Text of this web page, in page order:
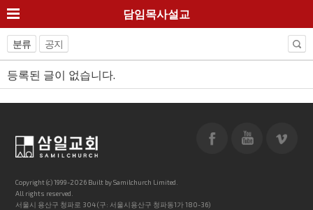
담임목사설교
분류 공지
등록된 글이 없습니다.
Copyright (c) 1999-2026 Built by Samilchurch Limited.
All rights reserved.
서울시 용산구 청파로 304 (구: 서울시용산구 청파동1가 180-36)